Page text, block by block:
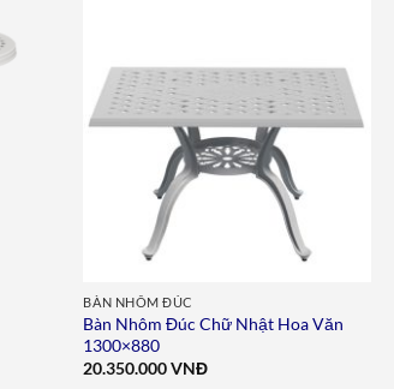
Add to
wishlist
BÀN NHÔM ĐÚC
Bàn Nhôm Đúc Chữ Nhật Hoa Văn
1300×880
20.350.000VNĐ